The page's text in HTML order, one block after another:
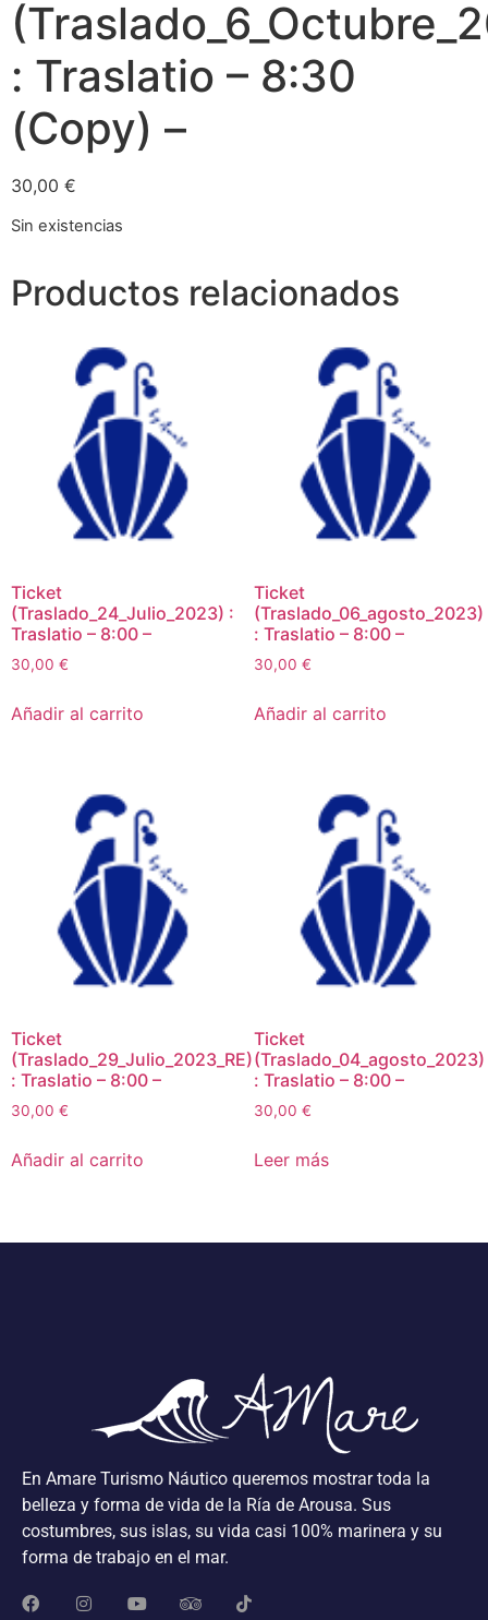
: Traslatio – 8:30
(Copy) –
30,00 €
Sin existencias
Productos relacionados
Ticket
(Traslado_24_Julio_2023) :
Traslatio – 8:00 –
30,00 €
Añadir al carrito
Ticket
(Traslado_06_agosto_2023)
: Traslatio – 8:00 –
30,00 €
Añadir al carrito
Ticket
(Traslado_29_Julio_2023_RE)
: Traslatio – 8:00 –
30,00 €
Añadir al carrito
Ticket
(Traslado_04_agosto_2023)
: Traslatio – 8:00 –
30,00 €
Leer más
En Amare Turismo Náutico queremos mostrar toda la
belleza y forma de vida de la Ría de Arousa. Sus
costumbres, sus islas, su vida casi 100% marinera y su
forma de trabajo en el mar.